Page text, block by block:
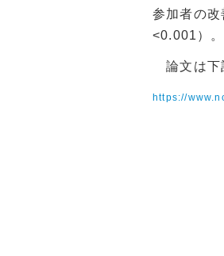
参加者の
<0.001 ）。
論文は下
https://